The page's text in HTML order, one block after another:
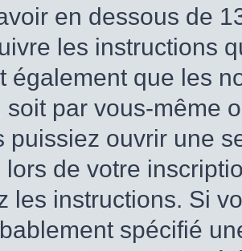
en dessous de
les instructions
également que les
soit par vous-même
puissiez ouvrir une
lors de votre
les instructions. Si
spécifié